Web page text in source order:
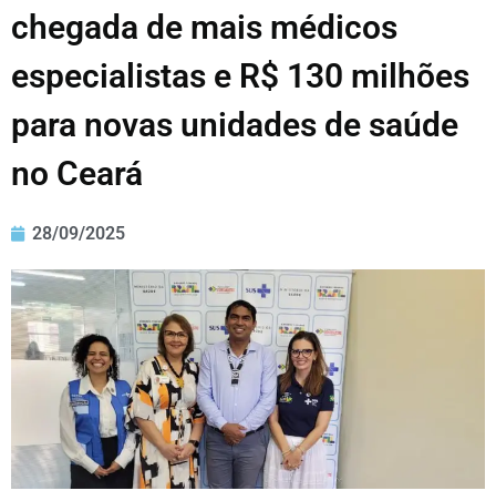
chegada de mais médicos
especialistas e R$ 130 milhões
para novas unidades de saúde
no Ceará
28/09/2025